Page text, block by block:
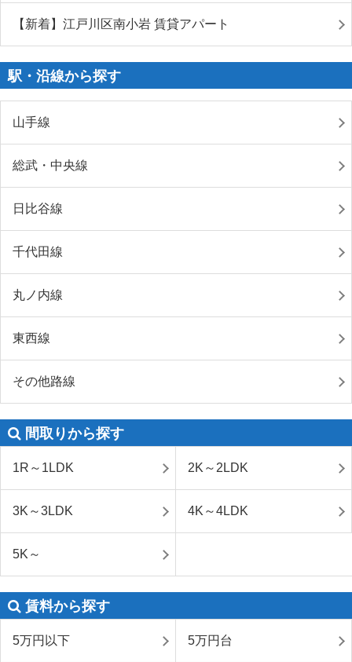
【新着】江戸川区南小岩 賃貸アパート
駅・沿線から探す
山手線
総武・中央線
日比谷線
千代田線
丸ノ内線
東西線
その他路線
間取りから探す
1R～1LDK 2K～2LDK
3K～3LDK 4K～4LDK
5K～
賃料から探す
5万円以下 5万円台